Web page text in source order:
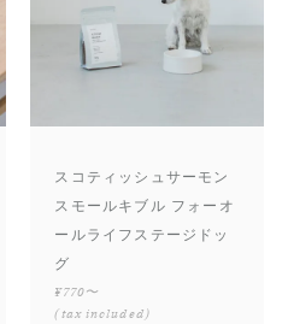
スコティッシュサーモン
スモールキブル フォーオ
ールライフステージドッ
グ
¥770〜
(tax included)